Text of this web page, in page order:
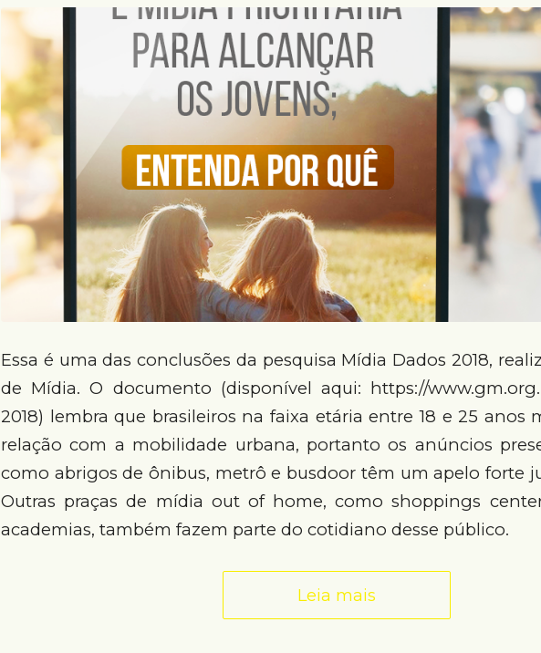
Essa é uma das conclusões da pesquisa Mídia Dados 2018,
de Mídia. O documento (disponível aqui: https://
2018) lembra que brasileiros na faixa etária entre 18 e 25 anos
relação com a mobilidade urbana, portanto os anúncios
como abrigos de ônibus, metrô e busdoor têm um apelo forte
Outras praças de mídia out of home, como shoppings
academias, também fazem parte do cotidiano desse público.
Leia mais